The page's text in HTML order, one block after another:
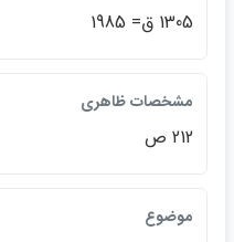
1305 ق= 1985
مشخصات ظاهري
212 ص
موضوع